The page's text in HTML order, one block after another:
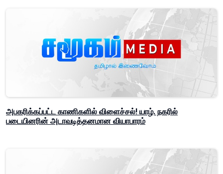
அபகரிக்கப்பட்ட காணிகளில் விளைச்சல்! யாழ். நகரில்
படையினரின் அடாவடித்தனமான வியாபாரம்